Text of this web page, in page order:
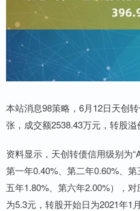
本站消息98策略，6月12日天创
张，成交额2538.43万元，转股溢
资料显示，天创转债信用级别为
第一年0.40%、第二年0.60%、
五年1.80%、第六年2.00%），
为5.3元，转股开始日为2021年1